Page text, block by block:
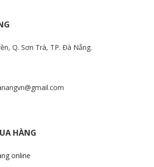
Q. Sơn Trà, TP. Đà Nẵng.
HÀNG
online